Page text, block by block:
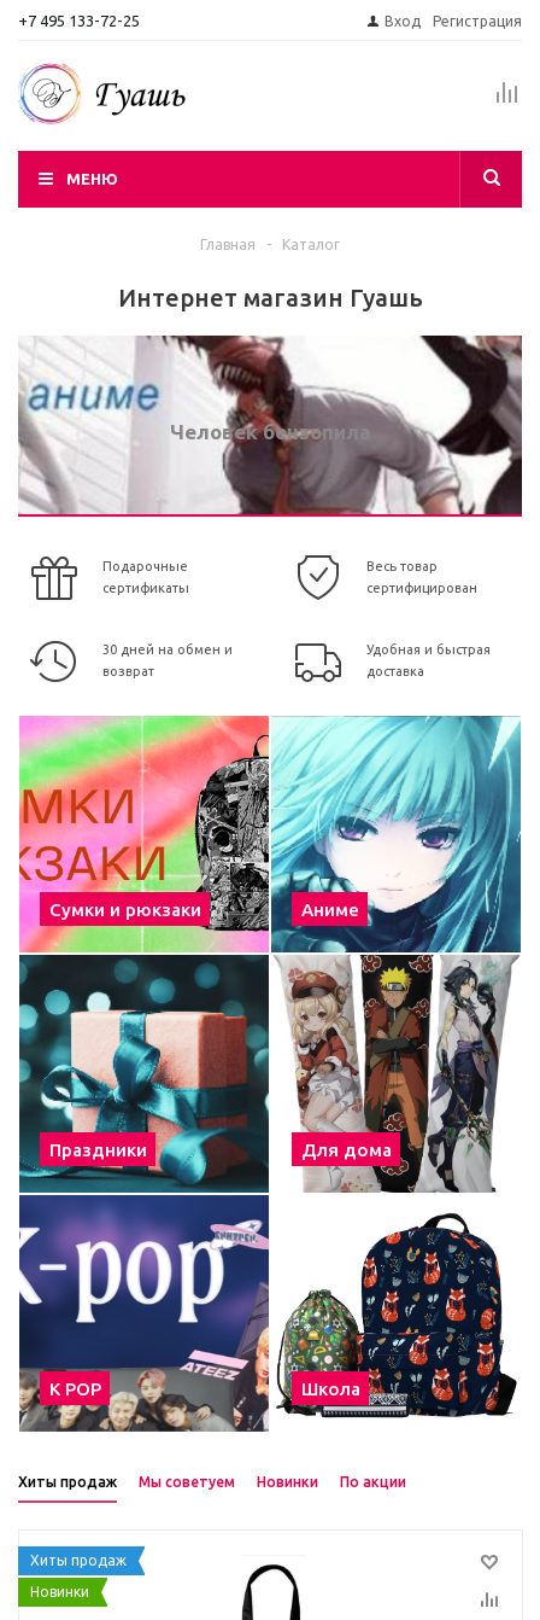
+7 495 133-72-25 Вход Регистрация
МЕНЮ
Главная - Каталог
Интернет магазин Гуашь
Человек бензопила
Подарочные
сертификаты
Весь товар
сертифицирован
30 дней на обмен и
возврат
Удобная и быстрая
доставка
Сумки и рюкзаки Аниме
Праздники Для дома
К POP Школа
Хиты продаж Мы советуем Новинки По акции
Хиты продаж
Новинки